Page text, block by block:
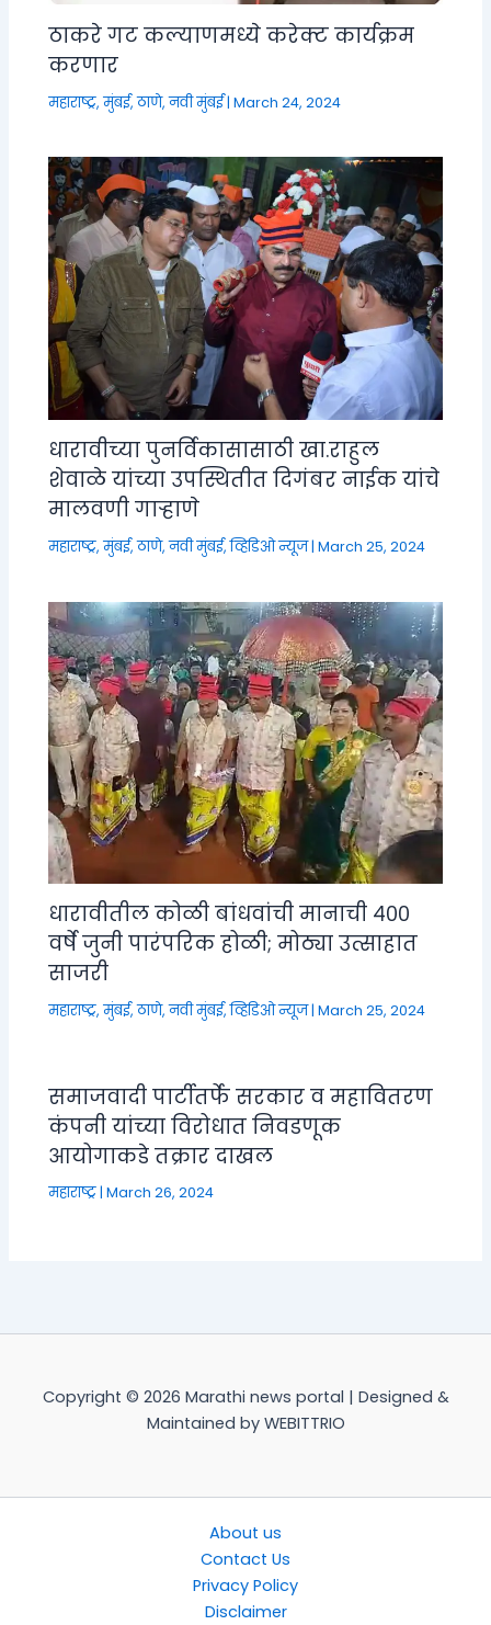
ठाकरे गट कल्याणमध्ये करेक्ट कार्यक्रम
करणार
महाराष्ट्र,मुंबई, ठाणे, नवी मुंबई|March 24, 2024
धारावीच्या पुनर्विकासासाठी खा.राहुल
शेवाळे यांच्या उपस्थितीत दिगंबर नाईक यांचे
मालवणी गाऱ्हाणे
महाराष्ट्र,मुंबई, ठाणे, नवी मुंबई,व्हिडिओ न्यूज|March 25, 2024
धारावीतील कोळी बांधवांची मानाची ४००
वर्षे जुनी पारंपरिक होळी; मोठ्या उत्साहात
साजरी
महाराष्ट्र,मुंबई, ठाणे, नवी मुंबई,व्हिडिओ न्यूज|March 25, 2024
समाजवादी पार्टीतर्फे सरकार व महावितरण
कंपनी यांच्या विरोधात निवडणूक
आयोगाकडे तक्रार दाखल
महाराष्ट्र |March 26, 2024
Copyright © 2026 Marathi news portal | Designed &
Maintained by WEBITTRIO
About us
Contact Us
Privacy Policy
Disclaimer